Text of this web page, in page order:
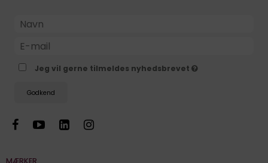
Jeg vil gerne tilmeldes nyhedsbrevet
Godkend
MÆRKER